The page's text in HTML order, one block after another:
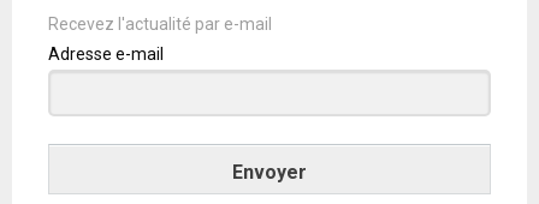
Recevez l'actualité par e-mail
Adresse e-mail
Envoyer